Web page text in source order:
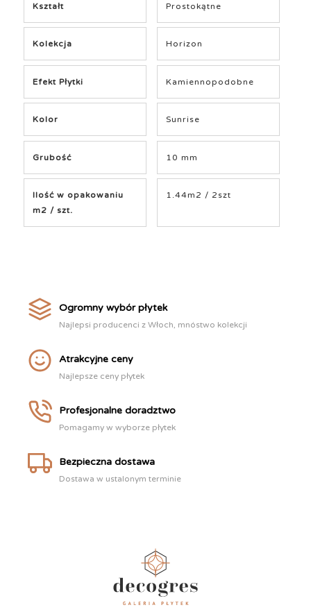
Kształt Prostokątne
Kolekcja Horizon
Efekt Płytki Kamiennopodobne
Kolor Sunrise
Grubość 10 mm
Ilość w opakowaniu
m2 / szt.
1.44m2 / 2szt
Ogromny wybór płytek
Najlepsi producenci z Włoch, mnóstwo kolekcji
Atrakcyjne ceny
Najlepsze ceny płytek
Profesjonalne doradztwo
Pomagamy w wyborze płytek
Bezpieczna dostawa
Dostawa w ustalonym terminie